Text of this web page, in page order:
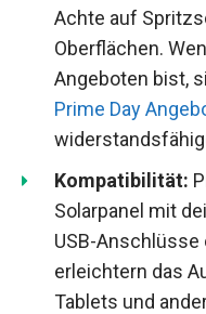
Achte auf
Oberflächen.
Angeboten bist,
Prime Day
Kompatibilität:
Solarpanel mit
USB-
erleichtern das
Tablets und